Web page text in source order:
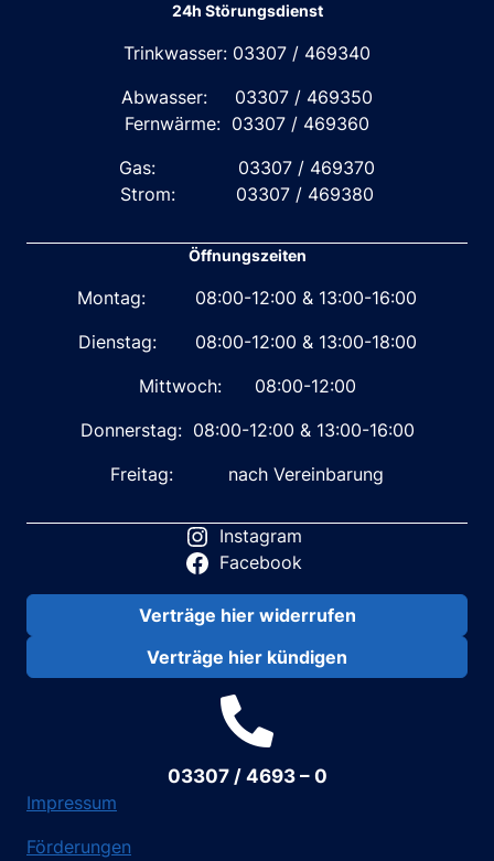
24h Störungsdienst
Trinkwasser: 03307 / 469340
Abwasser: 03307 / 469350
Fernwärme: 03307 / 469360
Gas: 03307 / 469370
Strom: 03307 / 469380
Öffnungszeiten
Montag: 08:00-12:00 & 13:00-16:00
Dienstag: 08:00-12:00 & 13:00-18:00
Mittwoch: 08:00-12:00
Donnerstag: 08:00-12:00 & 13:00-16:00
Freitag: nach Vereinbarung
Instagram
Facebook
Verträge hier widerrufen
Verträge hier kündigen
03307 / 4693 – 0
Impressum
Förderungen